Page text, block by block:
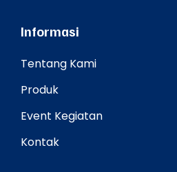
Informasi
Tentang Kami
Produk
Event Kegiatan
Kontak